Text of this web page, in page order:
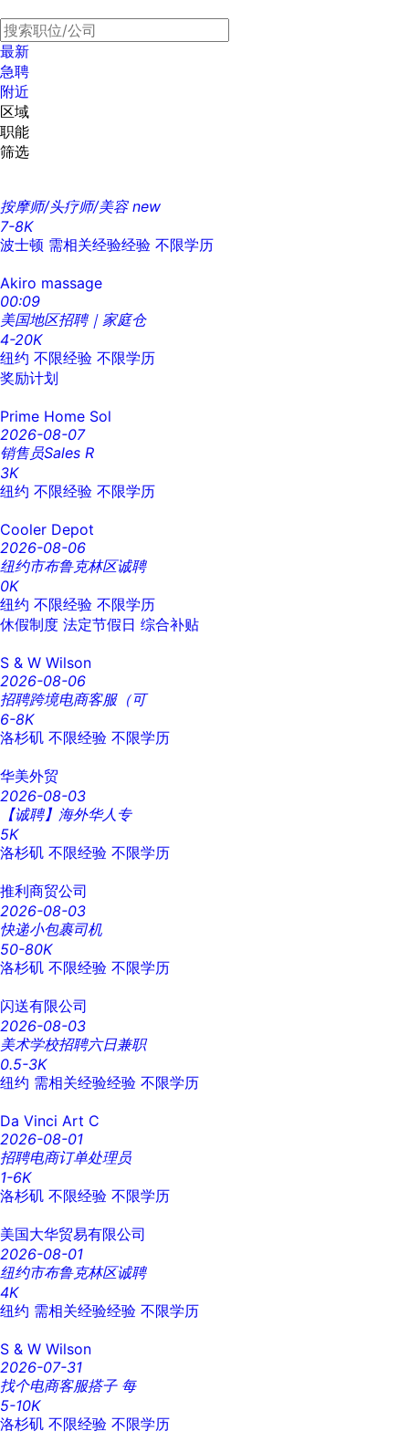
最新
急聘
附近
区域
职能
筛选
按摩师/头疗师/美容 new
7-8K
波士顿 需相关经验经验 不限学历
Akiro massage
00:09
美国地区招聘｜家庭仓
4-20K
纽约 不限经验 不限学历
奖励计划
Prime Home Sol
2026-08-07
销售员Sales R
3K
纽约 不限经验 不限学历
Cooler Depot
2026-08-06
纽约市布鲁克林区诚聘
0K
纽约 不限经验 不限学历
休假制度 法定节假日 综合补贴
S & W Wilson
2026-08-06
招聘跨境电商客服（可
6-8K
洛杉矶 不限经验 不限学历
华美外贸
2026-08-03
【诚聘】海外华人专
5K
洛杉矶 不限经验 不限学历
推利商贸公司
2026-08-03
快递小包裹司机
50-80K
洛杉矶 不限经验 不限学历
闪送有限公司
2026-08-03
美术学校招聘六日兼职
0.5-3K
纽约 需相关经验经验 不限学历
Da Vinci Art C
2026-08-01
招聘电商订单处理员
1-6K
洛杉矶 不限经验 不限学历
美国大华贸易有限公司
2026-08-01
纽约市布鲁克林区诚聘
4K
纽约 需相关经验经验 不限学历
S & W Wilson
2026-07-31
找个电商客服搭子 每
5-10K
洛杉矶 不限经验 不限学历